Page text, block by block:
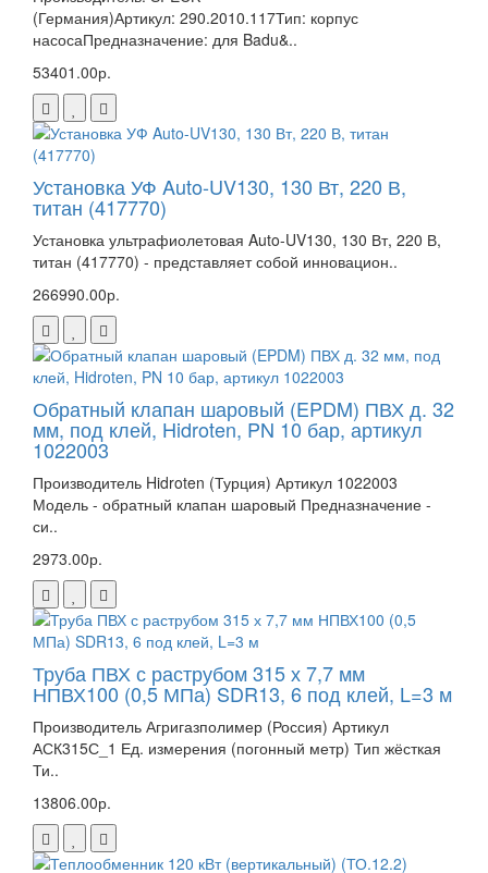
(Германия)Артикул: 290.2010.117Тип: корпус
насосаПредназначение: для Badu&..
53401.00р.
Установка УФ Auto-UV130, 130 Вт, 220 В,
титан (417770)
Установка ультрафиолетовая Auto-UV130, 130 Вт, 220 В,
титан (417770) - представляет собой инновацион..
266990.00р.
Обратный клапан шаровый (EPDM) ПВХ д. 32
мм, под клей, Hidroten, PN 10 бар, артикул
1022003
Производитель Hidroten (Турция) Артикул 1022003
Модель - обратный клапан шаровый Предназначение -
си..
2973.00р.
Труба ПВХ с раструбом 315 х 7,7 мм
НПВХ100 (0,5 МПа) SDR13, 6 под клей, L=3 м
Производитель Агригазполимер (Россия) Артикул
АСК315С_1 Ед. измерения (погонный метр) Тип жёсткая
Ти..
13806.00р.